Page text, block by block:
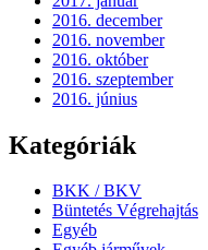
2016. december
2016. november
2016. október
2016. szeptember
2016. június
Kategóriák
BKK / BKV
Büntetés Végrehajtás
Egyéb